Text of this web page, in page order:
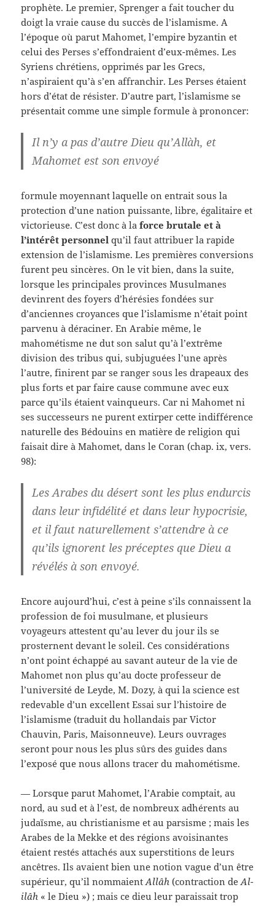
prophète. Le premier, Sprenger a fait toucher du
doigt la vraie cause du succès de l’islamisme. A
l’époque où parut Mahomet, l’empire byzantin et
celui des Perses s’effondraient d’eux-mêmes. Les
Syriens chrétiens, opprimés par les Grecs,
n’aspiraient qu’à s’en affranchir. Les Perses étaient
hors d’état de résister. D’autre part, l’islamisme se
présentait comme une simple formule à prononcer:
Il n’y a pas d’autre Dieu qu’Allàh, et
Mahomet est son envoyé
formule moyennant laquelle on entrait sous la
protection d’une nation puissante, libre, égalitaire et
victorieuse. C’est donc à laforce brutale et à
l’intérêt personnel qu’il faut attribuer la rapide
extension de l’islamisme. Les premières conversions
furent peu sincères. On le vit bien, dans la suite,
lorsque les principales provinces Musulmanes
devinrent des foyers d’hérésies fondées sur
d’anciennes croyances que l’islamisme n’était point
parvenu à déraciner. En Arabie même, le
mahométisme ne dut son salut qu’à l’extrême
division des tribus qui, subjuguées l’une après
l’autre, finirent par se ranger sous les drapeaux des
plus forts et par faire cause commune avec eux
parce qu’ils étaient vainqueurs. Car ni Mahomet ni
ses successeurs ne purent extirper cette indifférence
naturelle des Bédouins en matière de religion qui
faisait dire à Mahomet, dans le Coran (chap. ix, vers.
98):
Les Arabes du désert sont les plus endurcis
dans leur infidélité et dans leur hypocrisie,
et il faut naturellement s’attendre à ce
qu’ils ignorent les préceptes que Dieu a
révélés à son envoyé.
Encore aujourd’hui, c’est à peine s’ils connaissent la
profession de foi musulmane, et plusieurs
voyageurs attestent qu’au lever du jour ils se
prosternent devant le soleil. Ces considérations
n’ont point échappé au savant auteur de la vie de
Mahomet non plus qu’au docte professeur de
l’université de Leyde, M. Dozy, à qui la science est
redevable d’un excellent Essai sur l’histoire de
l’islamisme (traduit du hollandais par Victor
Chauvin, Paris, Maisonneuve). Leurs ouvrages
seront pour nous les plus sûrs des guides dans
l’exposé que nous allons tracer du mahométisme.
— Lorsque parut Mahomet, l’Arabie comptait, au
nord, au sud et à l’est, de nombreux adhérents au
judaïsme, au christianisme et au parsisme ; mais les
Arabes de la Mekke et des régions avoisinantes
étaient restés attachés aux superstitions de leurs
ancêtres. Ils avaient bien une notion vague d’un être
supérieur, qu’il nommaientAllâh (contraction deAl-
ilâh « le Dieu ») ; mais ce dieu leur paraissait trop